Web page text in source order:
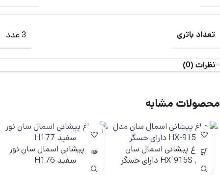
تعداد باتری 3 عدد
نظرات (0)
محصولات مشابه
چراغ پیشانی اسمال سان
مدل HX-915S دارای حسگر
ناموجو
د
چراغ پیشانی اسمال سان نور
سفید H176